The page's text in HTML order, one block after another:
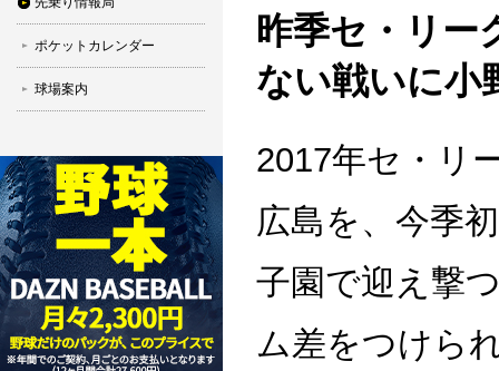
ポケットカレンダー
球場案内
昨季セ・リー
ない戦いに小
2017年セ・リ
広島を、今季
子園で迎え撃
ム差をつけら